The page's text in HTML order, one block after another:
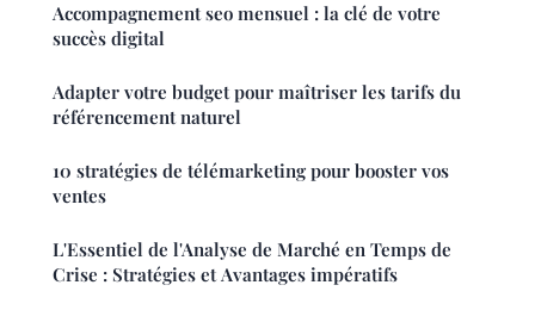
Accompagnement seo mensuel : la clé de votre
succès digital
Adapter votre budget pour maîtriser les tarifs du
référencement naturel
10 stratégies de télémarketing pour booster vos
ventes
L'Essentiel de l'Analyse de Marché en Temps de
Crise : Stratégies et Avantages impératifs